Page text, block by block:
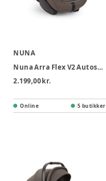
NUNA
Nuna Arra Flex V2 Autostol - Chestnut
2.199,00 kr.
Online 5 butikker